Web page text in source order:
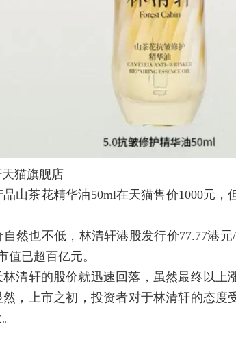
猫旗舰店
茶花精华油50ml在天猫售价1000元，
也不低，林清轩港股发行价77.77港元
值已超百亿元。
轩的股价就迅速回落，虽然最终以上
，上市之初，投资者对于林清轩的态度